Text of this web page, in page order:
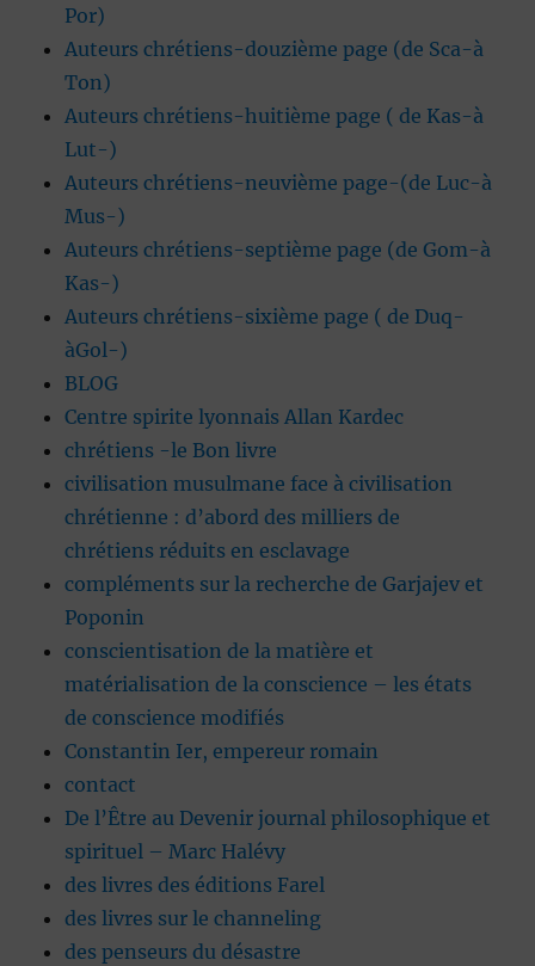
Por)
Auteurs chrétiens-douzième page (de Sca-à
Ton)
Auteurs chrétiens-huitième page ( de Kas-à
Lut-)
Auteurs chrétiens-neuvième page-(de Luc-à
Mus-)
Auteurs chrétiens-septième page (de Gom-à
Kas-)
Auteurs chrétiens-sixième page ( de Duq-
àGol-)
BLOG
Centre spirite lyonnais Allan Kardec
chrétiens -le Bon livre
civilisation musulmane face à civilisation
chrétienne : d’abord des milliers de
chrétiens réduits en esclavage
compléments sur la recherche de Garjajev et
Poponin
conscientisation de la matière et
matérialisation de la conscience – les états
de conscience modifiés
Constantin Ier, empereur romain
contact
De l’Être au Devenir journal philosophique et
spirituel – Marc Halévy
des livres des éditions Farel
des livres sur le channeling
des penseurs du désastre